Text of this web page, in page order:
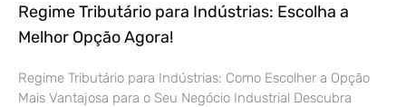
Regime Tributário para Indústrias: Escolha a
Melhor Opção Agora!
Regime Tributário para Indústrias: Como Escolher a Opção
Mais Vantajosa para o Seu Negócio Industrial Descubra